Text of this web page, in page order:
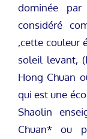
dominée par
considéré
,cette couleur
soleil levant,
Hong Chuan
qui est une
Shaolin
Chuan* ou